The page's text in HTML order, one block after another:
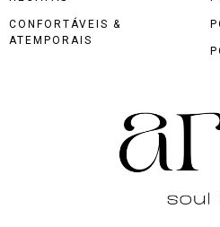
CONFORTÁVEIS &
ATEMPORAIS